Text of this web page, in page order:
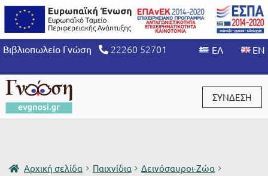
Βιβλιοπωλείο Γνώση 22260 52701
ΣΥΝΔΕΣΗ
Αρχική σελίδα Παιχνίδια
Δεινόσαυροι-Ζώα